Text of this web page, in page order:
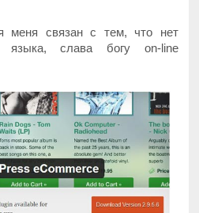
меня связан с тем, что нет
языка, слава богу on-line